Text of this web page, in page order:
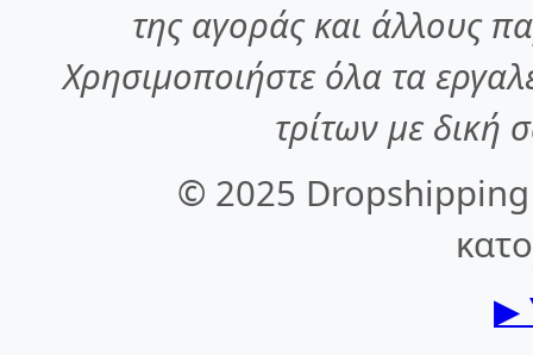
της αγοράς και άλλους
Χρησιμοποιήστε όλα τα
τρίτων με δική
© 2025
▶